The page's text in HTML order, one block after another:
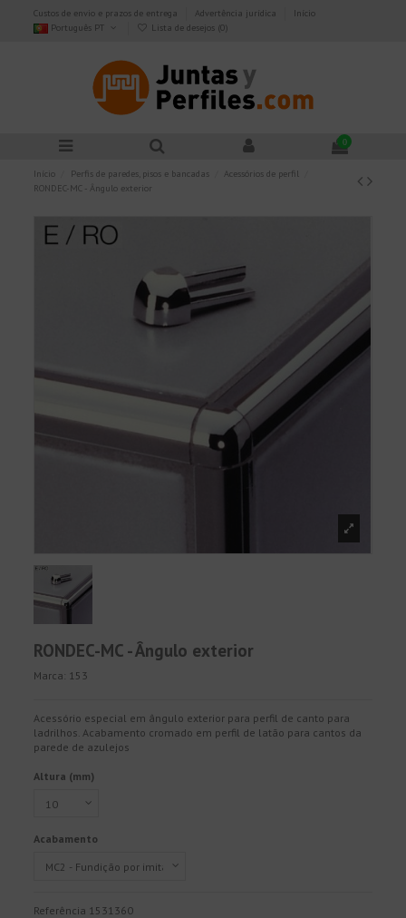
Custos de envio e prazos de entrega Advertência jurídica
Início
Português PT
Lista de desejos (0)
0
Início Perfis de paredes, pisos e bancadas
Acessórios de perfil
RONDEC-MC - Ângulo exterior
RONDEC-MC - Ângulo exterior
Marca: 153
Acessório especial em ângulo exterior para perfil de canto para
ladrilhos. Acabamento cromado em perfil de latão para cantos da
parede de azulejos
Altura (mm)
Acabamento
Referência 1531360